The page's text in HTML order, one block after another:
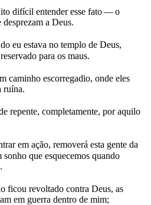
difícil entender esse fato — o
desprezam a Deus.
eu estava no templo de Deus,
para os maus.
caminho escorregadio, onde eles
ruína.
repente, completamente, por aquilo
em ação, removerá esta gente da
sonho que esquecemos quando
ficou revoltado contra Deus, as
em guerra dentro de mim;